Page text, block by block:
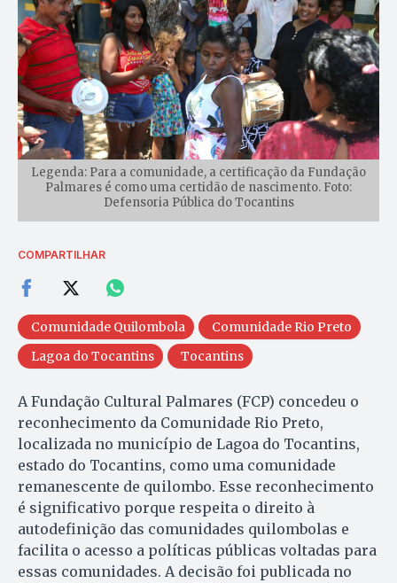
Legenda: Para a comunidade, a certificação da Fundação
Palmares é como uma certidão de nascimento. Foto:
Defensoria Pública do Tocantins
COMPARTILHAR
Comunidade Quilombola
Comunidade Rio Preto
Lagoa do Tocantins
Tocantins
A Fundação Cultural Palmares (FCP) concedeu o
reconhecimento da Comunidade Rio Preto,
localizada no município de Lagoa do Tocantins,
estado do Tocantins, como uma comunidade
remanescente de quilombo. Esse reconhecimento
é significativo porque respeita o direito à
autodefinição das comunidades quilombolas e
facilita o acesso a políticas públicas voltadas para
essas comunidades. A decisão foi publicada no